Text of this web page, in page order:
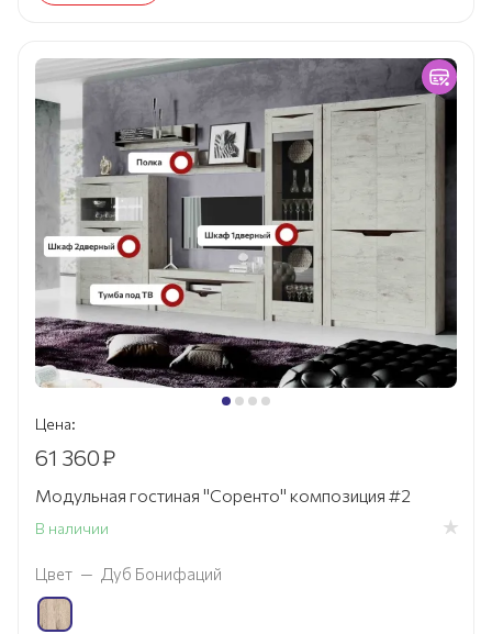
Цена:
61 360₽
Модульная гостиная "Соренто" композиция #2
В наличии
Цвет — Дуб Бонифаций